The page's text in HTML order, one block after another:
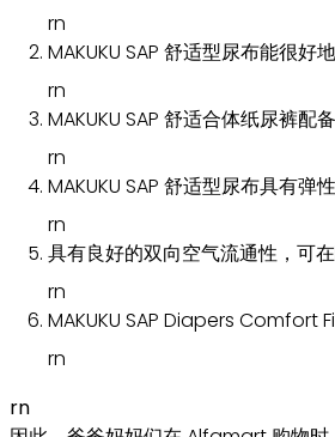
rn
MAKUKU SAP 舒适型尿布能很好
rn
MAKUKU SAP 舒适合体纸尿裤配
rn
MAKUKU SAP 舒适型尿布具有
rn
具有良好的双向空气流通性，可
rn
MAKUKU SAP Diapers Comfort
rn
rn